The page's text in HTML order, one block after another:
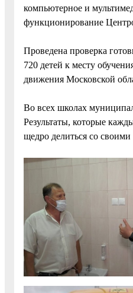
компьютерное и
функционирование
Проведена проверка
720 детей к месту
движения Московской
Во всех школах
Результаты, которые
щедро делиться со